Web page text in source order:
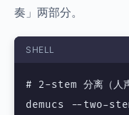
奏」两部分。
SHELL
# 2-stem 分离（人
demucs --two-